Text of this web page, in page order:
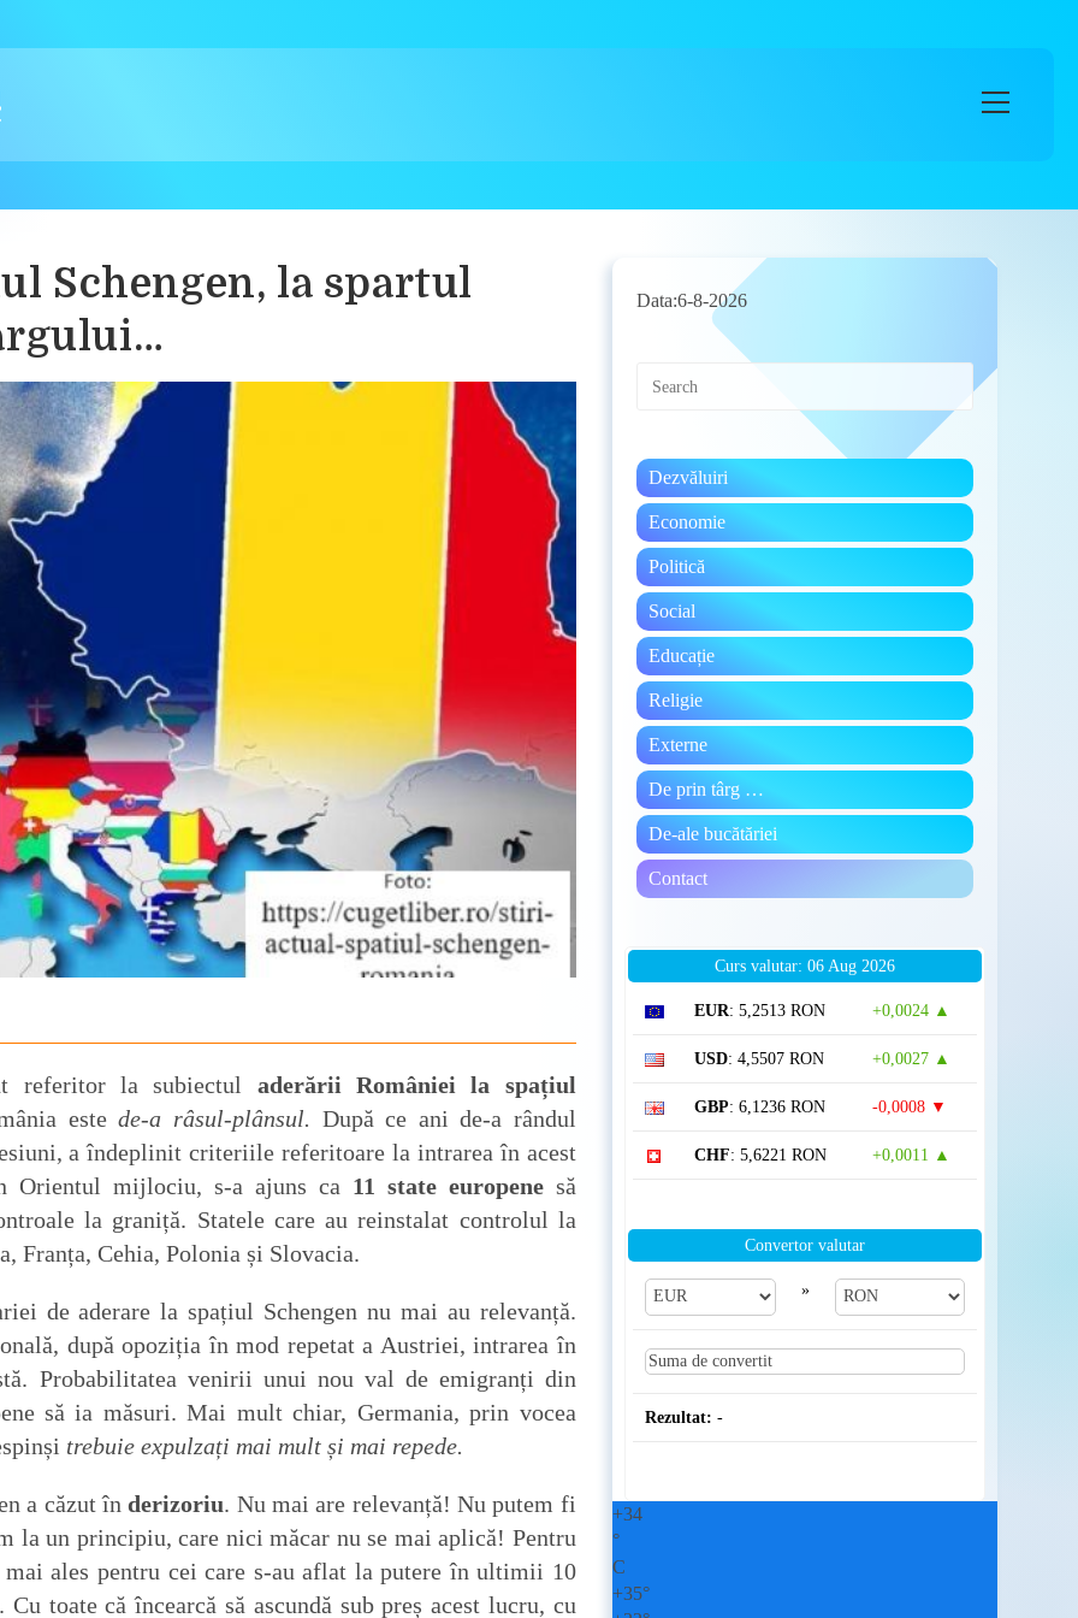
Main
Menu
Schengen, la spartul
referitor la subiectul aderării României la spațiul
estede-a râsul-plânsul. După ce ani de-a rândul
a îndeplinit criteriile referitoare la intrarea în acest
Orientul mijlociu, s-a ajuns ca 11 state europenesă
la graniță. Statele care au reinstalat controlul la
Franța, Cehia, Polonia și Slovacia.
de aderare la spațiul Schengen nu mai au relevanță.
după opoziția în mod repetat a Austriei, intrarea în
Probabilitatea venirii unui nou val de emigranți din
să ia măsuri. Mai mult chiar, Germania, prin vocea
trebuie expulzați mai mult și mai repede.
a căzut înderizoriu. Nu mai are relevanță! Nu putem fi
la un principiu, care nici măcar nu se mai aplică! Pentru
ales pentru cei care s-au aflat la putere în ultimii 10
Cu toate că încearcă să ascundă sub preș acest lucru, cu
Data:6-8-2026
Press
Escape
the
search
panel.
Dezvăluiri
Economie
Politică
Social
Educație
Religie
Externe
De prin târg …
De-ale bucătăriei
Contact
Curs valutar: 06 Aug 2026
EUR: 5,2513 RON +0,0024 ▲
USD: 4,5507 RON +0,0027 ▲
GBP: 6,1236 RON -0,0008 ▼
CHF: 5,6221 RON +0,0011 ▲
Convertor valutar
»
Rezultat: -
+34
°
C
+35°